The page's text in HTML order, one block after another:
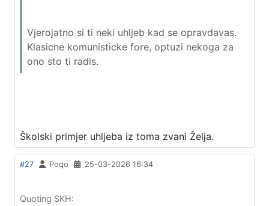
Vjerojatno si ti neki uhljeb kad se opravdavas.
Klasicne komunisticke fore, optuzi nekoga za
ono sto ti radis.
Školski primjer uhljeba iz toma zvani Želja.
#27 Poqo 25-03-2026 16:34
Quoting SKH: